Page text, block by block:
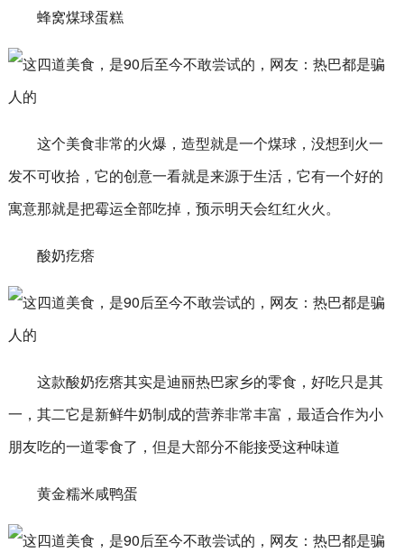
蜂窝煤球蛋糕
这个美食非常的火爆，造型就是一个煤球，没想到火一
发不可收拾，它的创意一看就是来源于生活，它有一个好的
寓意那就是把霉运全部吃掉，预示明天会红红火火。
酸奶疙瘩
这款酸奶疙瘩其实是迪丽热巴家乡的零食，好吃只是其
一，其二它是新鲜牛奶制成的营养非常丰富，最适合作为小
朋友吃的一道零食了，但是大部分不能接受这种味道
黄金糯米咸鸭蛋